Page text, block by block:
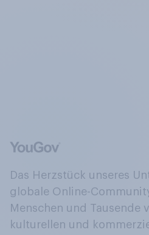
Das Herzstück unseres
globale Online-
Menschen und Tausende
kulturellen und